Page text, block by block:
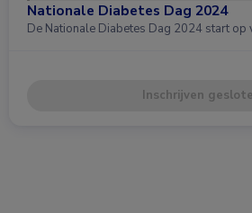
Nationale Diabetes Dag 2024
De Nationale Diabetes Dag 2024 start
Inschrijven